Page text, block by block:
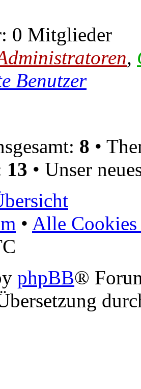
0 Mitglieder
,
Benutzer
8 •
13 • Unser
• Alle Cookies
phpBB®